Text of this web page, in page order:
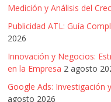
en
Medición y Análisis del
Publicidad ATL: Guía
2026
Innovación y Negocios:
en la Empresa 2 agosto
Google Ads: Investigación
agosto 2026